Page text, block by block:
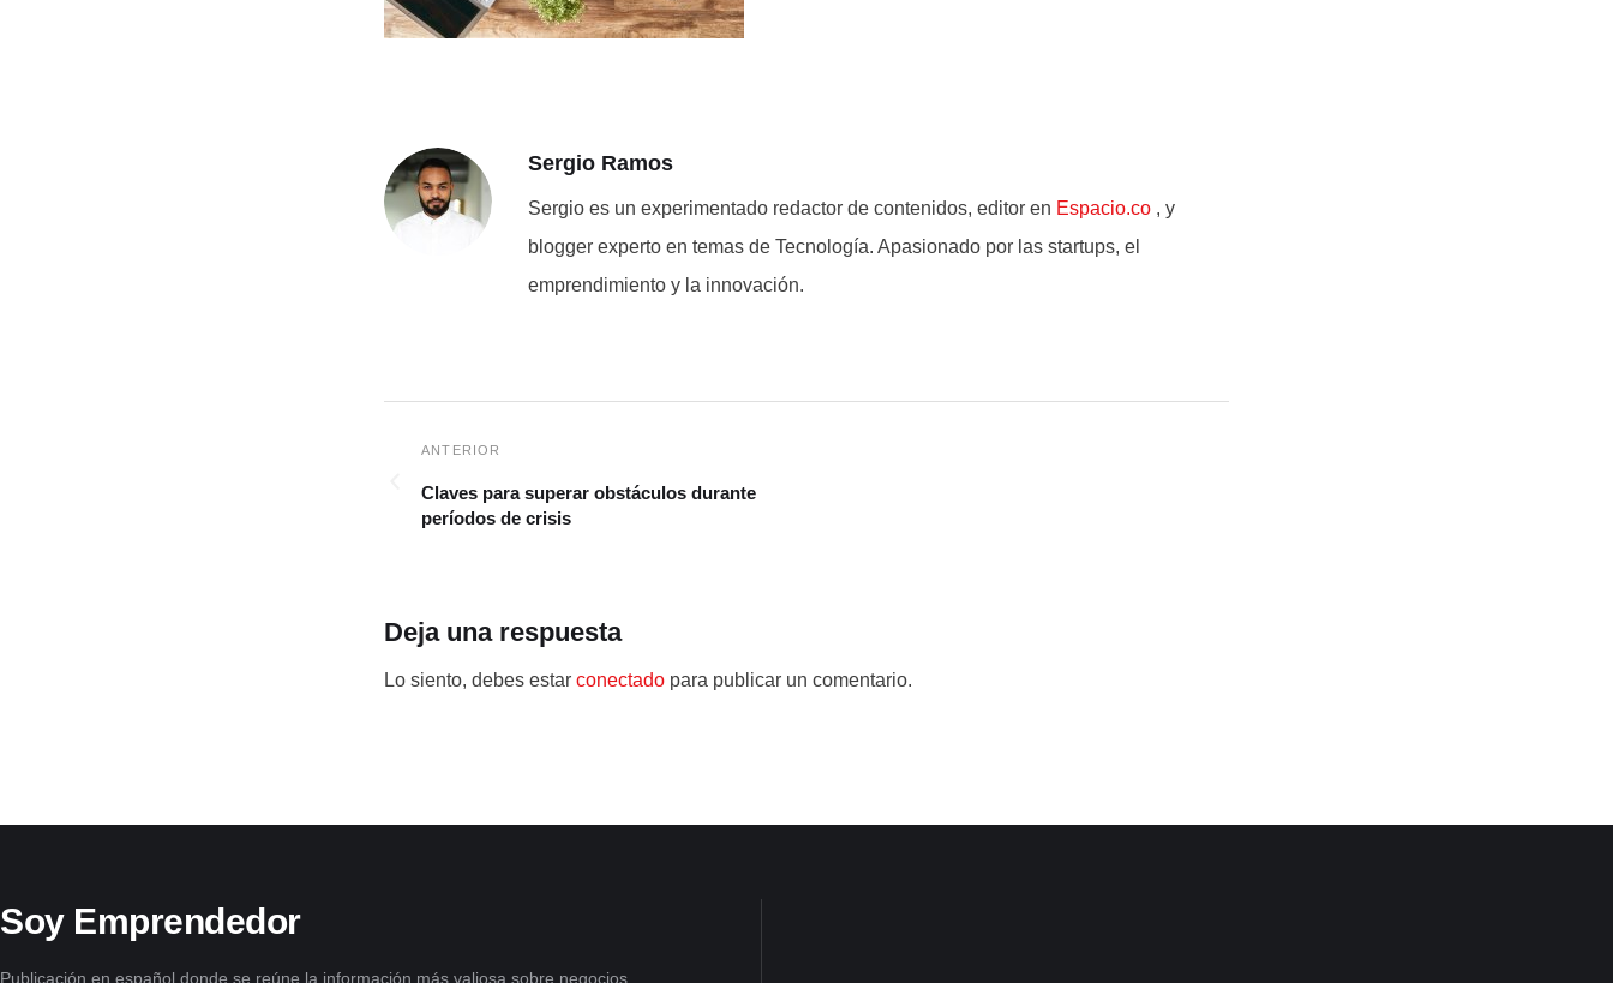
Sergio Ramos
Sergio es un experimentado redactor de contenidos, editor en Espacio.co , y
blogger experto en temas de Tecnología. Apasionado por las startups, el
emprendimiento y la innovación.
Claves para superar obstáculos durante
períodos de crisis
Deja una respuesta
Lo siento, debes estar conectado para publicar un comentario.
Soy Emprendedor
Publicación en español donde se reúne la información más valiosa sobre negocios,